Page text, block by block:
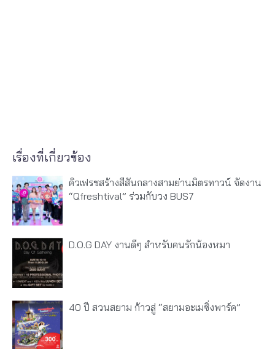
เรื่องที่เกี่ยวข้อง
คิวเฟรชสร้างสีสันกลางสามย่านมิตรทาวน์ จัดงาน
“Qfreshtival” ร่วมกับวง BUS7
D.O.G DAY งานดีๆ สำหรับคนรักน้องหมา
40 ปี สวนสยาม ก้าวสู่ “สยามอะเมซิ่งพาร์ค”